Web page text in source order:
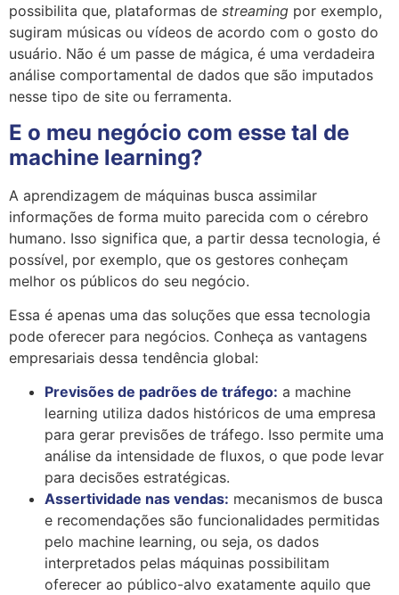
possibilita que, plataformas de streaming por exemplo,
sugiram músicas ou vídeos de acordo com o gosto do
usuário. Não é um passe de mágica, é uma verdadeira
análise comportamental de dados que são imputados
nesse tipo de site ou ferramenta.
E o meu negócio com esse tal de
machine learning?
A aprendizagem de máquinas busca assimilar
informações de forma muito parecida com o cérebro
humano. Isso significa que, a partir dessa tecnologia, é
possível, por exemplo, que os gestores conheçam
melhor os públicos do seu negócio.
Essa é apenas uma das soluções que essa tecnologia
pode oferecer para negócios. Conheça as vantagens
empresariais dessa tendência global:
Previsões de padrões de tráfego: a machine
learning utiliza dados históricos de uma empresa
para gerar previsões de tráfego. Isso permite uma
análise da intensidade de fluxos, o que pode levar
para decisões estratégicas.
Assertividade nas vendas: mecanismos de busca
e recomendações são funcionalidades permitidas
pelo machine learning, ou seja, os dados
interpretados pelas máquinas possibilitam
oferecer ao público-alvo exatamente aquilo que